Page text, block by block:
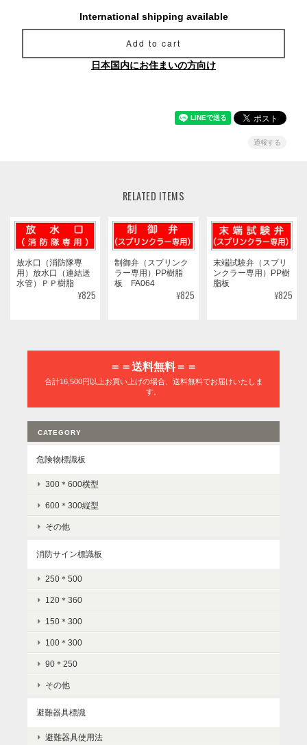
International shipping available
Add to cart
日本国内にお住まいの方向け
通報する
RELATED ITEMS
放水口（消防隊専
用）放水口（連結送
水管）ＰＰ樹脂
¥825
制御弁（スプリンク
ラー専用）PP樹脂
板 FA064
¥825
末端試験弁（スプリ
ンクラー専用）PP樹
脂板
¥825
＝＝送料無料＝＝
合計16,500円以上お買い上げの場合、送料無料でお届けいたしま
す。
CATEGORY
危険物標識板
300＊600横型
600＊300縦型
その他
消防サイン標識板
250＊500
120＊360
150＊300
100＊300
90＊250
その他
避難器具標識
避難器具使用法